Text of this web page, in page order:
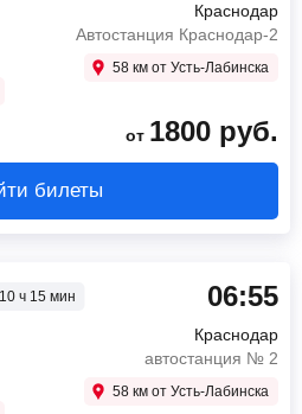
Краснодар
Автостанция Краснодар-2
58 км от Усть-Лабинска
от 1800 руб.
билеты
10 ч 15 мин 06:55
Краснодар
автостанция № 2
58 км от Усть-Лабинска